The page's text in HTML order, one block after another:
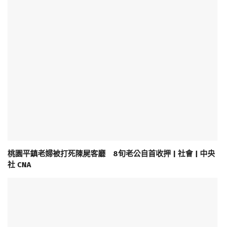
桃園平鎮老婦被打死陳屍客廳 8旬老公自首收押 | 社會 | 中央
社 CNA